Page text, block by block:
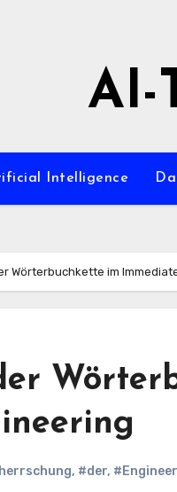
AI-
Intelligence
Wörterbuchkette im
, #der,